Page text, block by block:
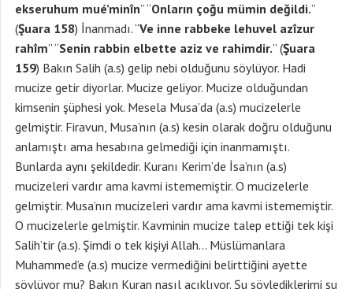
ekseruhum mué’minîn” “Onların çoğu mümin değildi.”
(Şuara 158) İnanmadı. “Ve inne rabbeke lehuvel azîzur
rahîm” “Senin rabbin elbette aziz ve rahimdir.” (Şuara
159) Bakın Salih (a.s) gelip nebi olduğunu söylüyor. Hadi
mucize getir diyorlar. Mucize geliyor. Mucize olduğundan
kimsenin şüphesi yok. Mesela Musa’da (a.s) mucizelerle
gelmiştir. Firavun, Musa’nın (a.s) kesin olarak doğru olduğunu
anlamıştı ama hesabına gelmediği için inanmamıştı.
Bunlarda aynı şekildedir. Kuranı Kerim’de İsa’nın (a.s)
mucizeleri vardır ama kavmi istememiştir. O mucizelerle
gelmiştir. Musa’nın mucizeleri vardır ama kavmi istememiştir.
O mucizelerle gelmiştir. Kavminin mucize talep ettiği tek kişi
Salih’tir (a.s). Şimdi o tek kişiyi Allah… Müslümanlara
Muhammed’e (a.s) mucize vermediğini belirttiğini ayette
söylüyor mu? Bakın Kuran nasıl açıklıyor. Şu söylediklerimi şu